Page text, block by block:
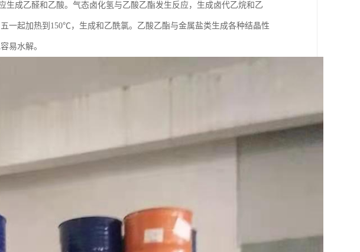
生成乙醛和乙酸。气态卤化氢与乙酸乙酯发生反应，生成卤代乙烷和乙
一起加热到150℃，生成和乙酰氯。乙酸乙酯与金属盐类生成各种结晶性
易水解。